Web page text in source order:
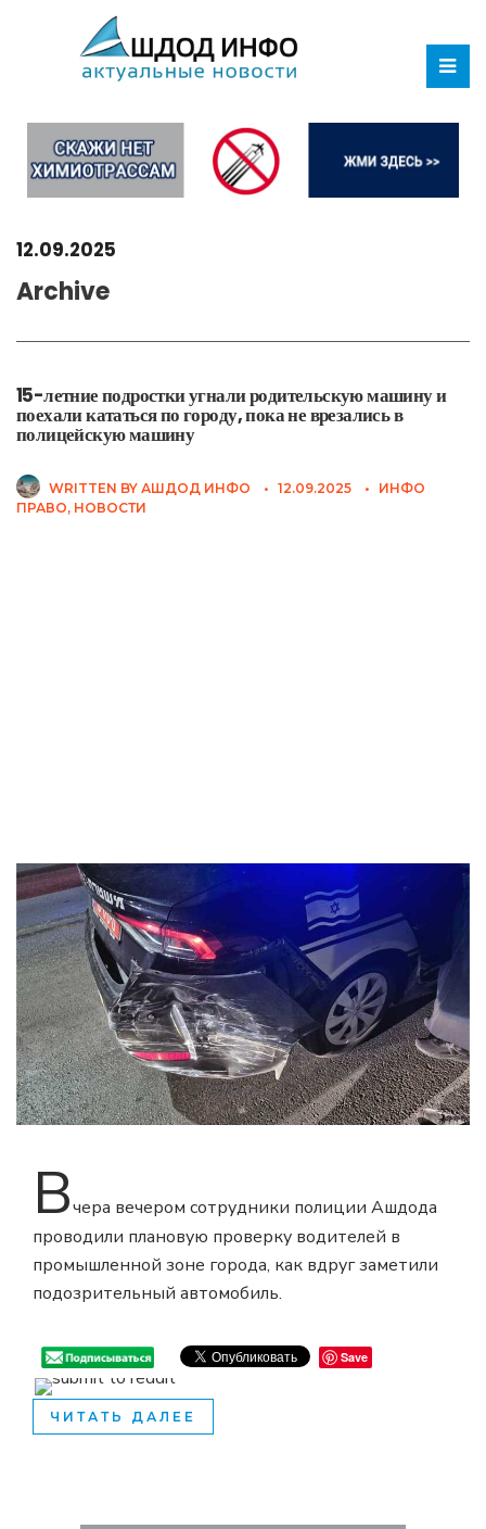
12.09.2025
Archive
15-летние подростки угнали родительскую машину и
поехали кататься по городу, пока не врезались в
полицейскую машину
WRITTEN BY АШДОД ИНФО • 12.09.2025 •
ИНФО
ПРАВО, НОВОСТИ
Вчера вечером сотрудники полиции Ашдода
проводили плановую проверку водителей в
промышленной зоне города, как вдруг заметили
подозрительный автомобиль.
Save
ЧИТАТЬ ДАЛЕЕ